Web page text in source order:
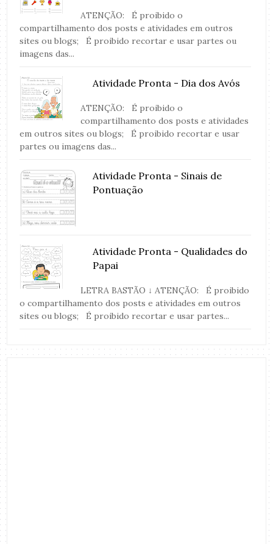
ATENÇÃO: É proibido o
compartilhamento dos posts e atividades em outros
sites ou blogs; É proibido recortar e usar partes ou
imagens das...
Atividade Pronta - Dia dos Avós
ATENÇÃO: É proibido o
compartilhamento dos posts e atividades
em outros sites ou blogs; É proibido recortar e usar
partes ou imagens das...
Atividade Pronta - Sinais de
Pontuação
Atividade Pronta - Qualidades do
Papai
LETRA BASTÃO ↓ ATENÇÃO: É proibido
o compartilhamento dos posts e atividades em outros
sites ou blogs; É proibido recortar e usar partes...